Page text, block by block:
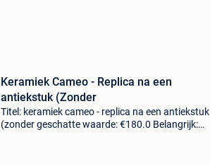
Keramiek Cameo - Replica na een
antiekstuk (Zonder
Titel: keramiek cameo - replica na een antiekstuk
(zonder geschatte waarde: €180.0 Belangrijk: